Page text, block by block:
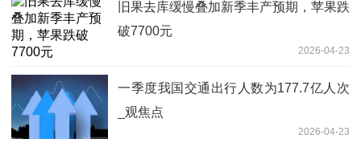
旧果去库缓慢叠加新季丰产预期，苹果跌
破7700元
2026-04-23
一季度我国交通出行人数为177.7亿人次
_观焦点
2026-04-23